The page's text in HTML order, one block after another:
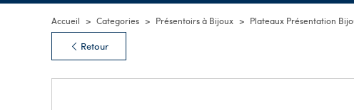
Accueil Categories Présentoirs à Bijoux Plateaux Présentation
Retour